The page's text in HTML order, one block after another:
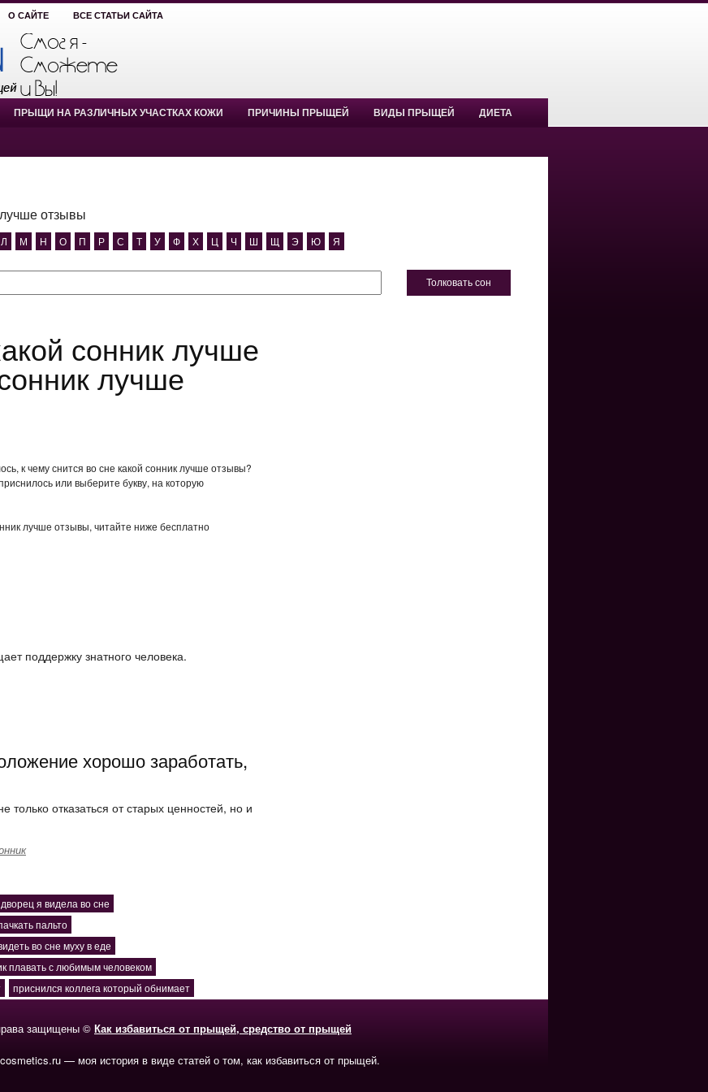
О САЙТЕ ВСЕ СТАТЬИ САЙТА
ПРЫЩИ НА РАЗЛИЧНЫХ УЧАСТКАХ КОЖИ ПРИЧИНЫ ПРЫЩЕЙ ВИДЫ ПРЫЩЕЙ ДИЕТА
отзывы
Л М Н О П Р С Т У Ф Х Ц Ч Ш Щ Э Ю Я
Толковать сон
лучше
к чему снится во сне какой сонник лучше отзывы?
или выберите букву, на которую
лучше отзывы, читайте ниже бесплатно
поддержку знатного человека.
хорошо заработать,
отказаться от старых ценностей, но и
я видела во сне
пальто
во сне муху в еде
плавать с любимым человеком
приснился коллега который обнимает
защищены © Как избавиться от прыщей, средство от прыщей
— моя история в виде статей о том, как избавиться от прыщей.